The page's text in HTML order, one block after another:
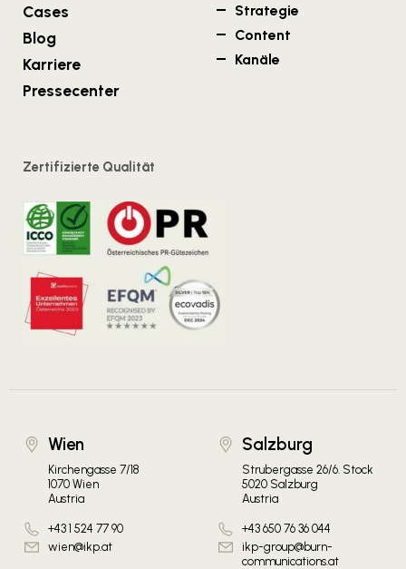
Cases
Blog
Karriere
Pressecenter
Strategie
Content
Kanäle
Zertifizierte Qualität
Wien
Kirchengasse 7/18
1070 Wien
Austria
+43 1 524 77 90
wien@ikp.at
Salzburg
Strubergasse 26/6. Stock
5020 Salzburg
Austria
+43 650 76 36 044
ikp-group@burn-
communications.at